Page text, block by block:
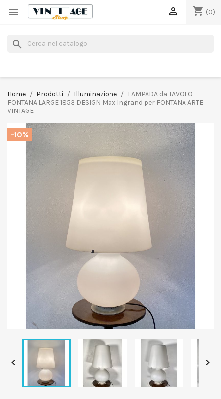
 shopping_cart (0)

search
Home Prodotti Illuminazione
LAMPADA da TAVOLO
FONTANA LARGE 1853 DESIGN Max Ingrand per FONTANA ARTE
VINTAGE
-10%
 